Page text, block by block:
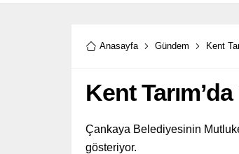
Anasayfa Gündem Kent
Kent
Çankaya Belediyesinin
gösteriyor.